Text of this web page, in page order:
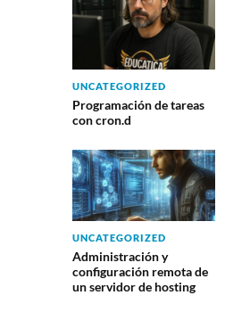
UNCATEGORIZED
Programación de tareas
con cron.d
UNCATEGORIZED
Administración y
configuración remota de
un servidor de hosting